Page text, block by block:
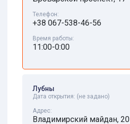
Телефон:
+38 067-538-46-56
Время работы:
11:00-0:00
Лубны
Дата открытия: (не задано)
Адрес:
Владимирский майдан, 20